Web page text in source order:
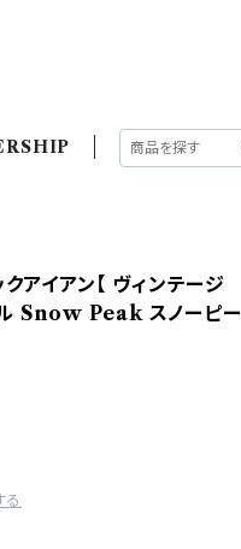
アイアン【 ヴィンテージ
ル Snow Peak スノーピー
る